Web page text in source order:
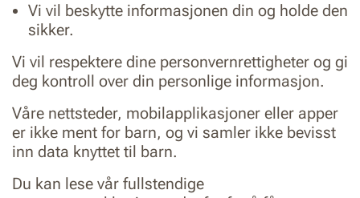
Vi vil beskytte informasjonen din og holde den
sikker.
Vi vil respektere dine personvernrettigheter og gi
deg kontroll over din personlige informasjon.
Våre nettsteder, mobilapplikasjoner eller apper
er ikke ment for barn, og vi samler ikke bevisst
inn data knyttet til barn.
Du kan lese vår fullstendige